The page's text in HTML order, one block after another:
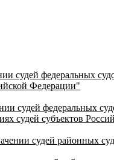
судей федеральных
Федерации"
судей федеральных
судей субъектов
судей районных